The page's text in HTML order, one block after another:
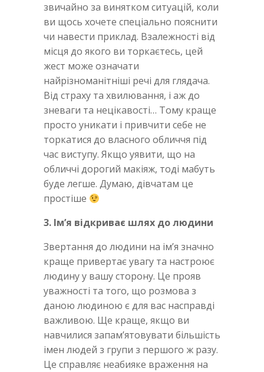
звичайно за винятком ситуацій, коли
ви щось хочете спеціально пояснити
чи навести приклад. Взалежності від
місця до якого ви торкаєтесь, цей
жест може означати
найрізноманітніші речі для глядача.
Від страху та хвилювання, і аж до
зневаги та нецікавості… Тому краще
просто уникати і привчити себе не
торкатися до власного обличчя під
час виступу. Якщо уявити, що на
обличчі дорогий макіяж, тоді мабуть
буде легше. Думаю, дівчатам це
простіше
3. Ім’я відкриває шлях до людини
Звертання до людини на ім’я значно
краще привертає увагу та настроює
людину у вашу сторону. Це прояв
уважності та того, що розмова з
даною людиною є для вас насправді
важливою. Ще краще, якщо ви
навчилися запам’ятовувати більшість
імен людей з групи з першого ж разу.
Це справляє неабияке враження на